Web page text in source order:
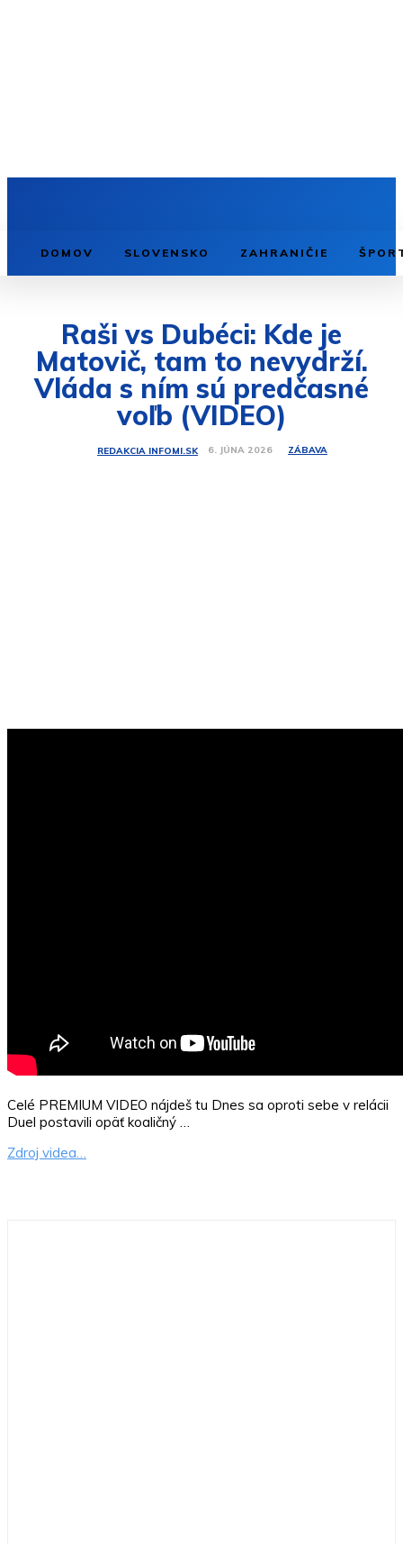
DOMOV SLOVENSKO ZAHRANIČIE
Raši vs Dubéci: Kde je
Matovič, tam to nevydrží.
Vláda s ním sú predčasné
voľb (VIDEO)
REDAKCIA INFOMI.SK 6. JÚNA 2026 ZÁBAVA
Celé PREMIUM VIDEO nájdeš tu Dnes sa oproti sebe v relácii
Duel postavili opäť koaličný …
Zdroj videa…